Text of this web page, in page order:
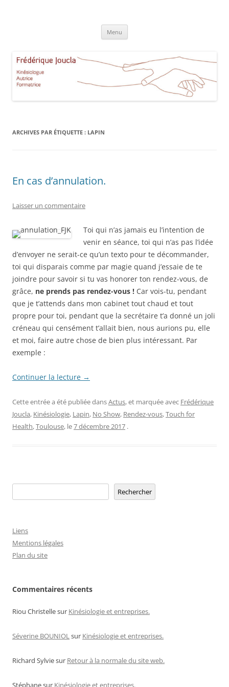
Aucamville Toulouse
Menu
ARCHIVES PAR ÉTIQUETTE : LAPIN
En cas d’annulation.
Laisser un commentaire
Toi qui n’as jamais eu l’intention de
venir en séance, toi qui n’as pas l’idée
d’envoyer ne serait-ce qu’un texto pour te décommander,
toi qui disparais comme par magie quand j’essaie de te
joindre pour savoir si tu vas honorer ton rendez-vous, de
grâce, ne prends pas rendez-vous ! Car vois-tu, pendant
que je t’attends dans mon cabinet tout chaud et tout
propre pour toi, pendant que la secrétaire t’a donné un joli
créneau qui censément t’allait bien, nous aurions pu, elle
et moi, faire autre chose de bien plus intéressant. Par
exemple :
Continuer la lecture →
Cette entrée a été publiée dansActus, et marquée avec Frédérique
Joucla, Kinésiologie, Lapin, No Show, Rendez-vous,Touch for
Health,Toulouse, le7 décembre 2017 .
Rechercher
Liens
Mentions légales
Plan du site
Commentaires récents
Riou Christellesur Kinésiologie et entreprises.
Séverine BOUNIOLsur Kinésiologie et entreprises.
Richard Sylviesur Retour à la normale du site web.
Stéphanesur Kinésiologie et entreprises.